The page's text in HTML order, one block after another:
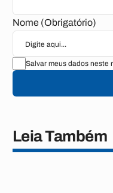
Nome (Obrigatório)
Salvar meus dados neste
Leia Também